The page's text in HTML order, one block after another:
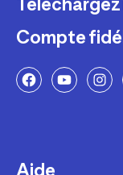
Compte
Aide